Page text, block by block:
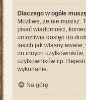
Dlaczego w ogóle
Możliwe, że nie musisz.
pisać wiadomości,
umożliwia dostęp do
takich jak własny
do innych
użytkowników itp.
wykonanie.
Na górę